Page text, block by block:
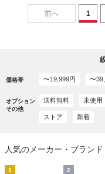
前へ 1
価格帯 〜19,999円 〜
オプション
その他
送料無料 未使用
ストア 新着
人気のメーカー・ブランド
1 2